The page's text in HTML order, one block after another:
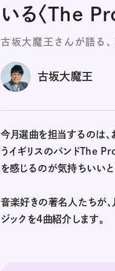
いる〈The
古坂大魔王さんが語る
古坂大魔王
今月選曲を担当するのは、
うイギリスのバンドThe
を感じるのが気持ちいいと
音楽好きの著名人たちが、
ジックを4曲紹介します。